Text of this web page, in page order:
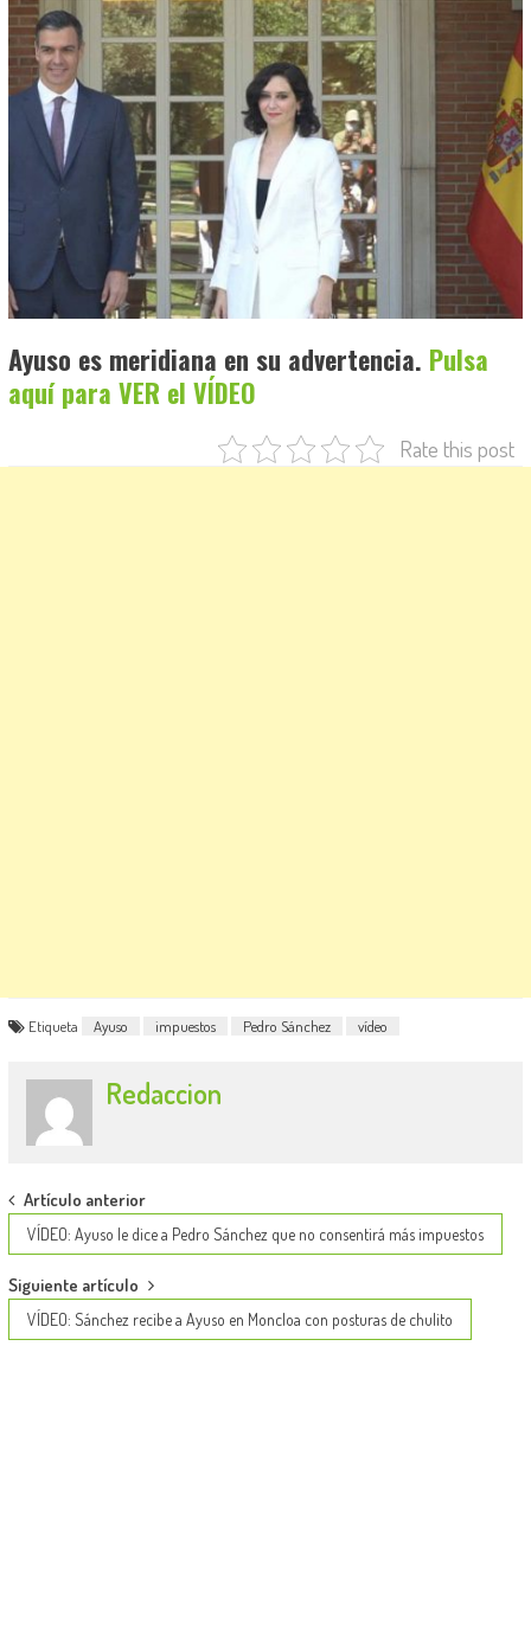
Ayuso es meridiana en su advertencia. Pulsa
aquí para VER el VÍDEO
Rate this post
Etiqueta Ayuso impuestos Pedro Sánchez vídeo
Redaccion
Post
navigation
Artículo anterior
VÍDEO: Ayuso le dice a Pedro Sánchez que no consentirá más impuestos
Siguiente artículo
VÍDEO: Sánchez recibe a Ayuso en Moncloa con posturas de chulito